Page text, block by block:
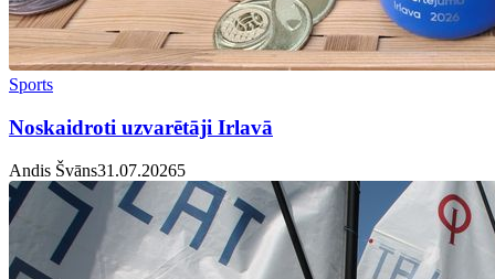
Sports
Noskaidroti uzvarētāji Irlavā
Andis Švāns31.07.20265